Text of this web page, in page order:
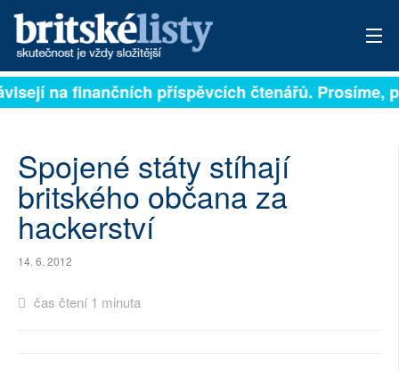
PŘIHLÁSIT
ARCHIV
ROZHOVORY
TÉMATA
NEJČTENĚJŠÍ ZA 7 DNÍ
na finančních příspěvcích čtenářů. Prosíme,
Spojené státy stíhají
britského občana za
hackerství
14. 6. 2012
čas čtení 1 minuta